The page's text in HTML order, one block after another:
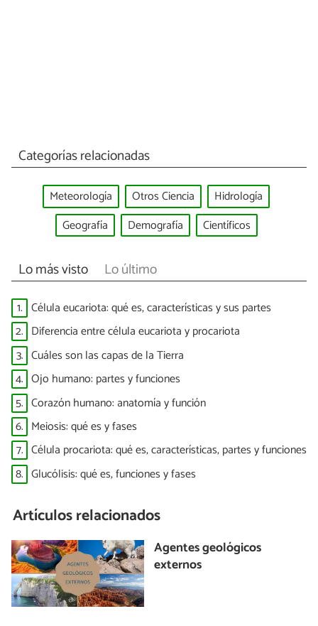
Categorías relacionadas
Meteorología Otros Ciencia
Hidrología
Geografía
Demografía Científicos
Lo más visto Lo último
1. Célula eucariota: qué es, características y sus partes
2. Diferencia entre célula eucariota y procariota
3. Cuáles son las capas de la Tierra
4. Ojo humano: partes y funciones
5. Corazón humano: anatomía y función
6. Meiosis: qué es y fases
7. Célula procariota: qué es, características, partes y funciones
8. Glucólisis: qué es, funciones y fases
Artículos relacionados
Agentes geológicos
externos